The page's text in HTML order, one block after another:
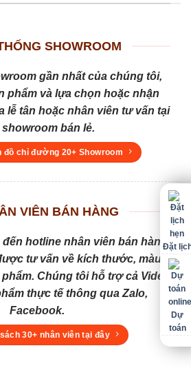
SHOWROOM
gần nhất của chúng tôi,
phẩm và lựa chọn hoặc nhận
lễ tân hoặc nhân viên tư vấn tại
bán lẻ.
đồ chỉ đường 20+ Showroom
VIÊN BÁN HÀNG
đến hotline nhân viên bán hàng
tư vấn về kích thước, màu
Chúng tôi hỗ trợ cả Video
thực tế thông qua Zalo,
Facebook.
30+ nhân viên tại đây
Đặt
Dự
toán